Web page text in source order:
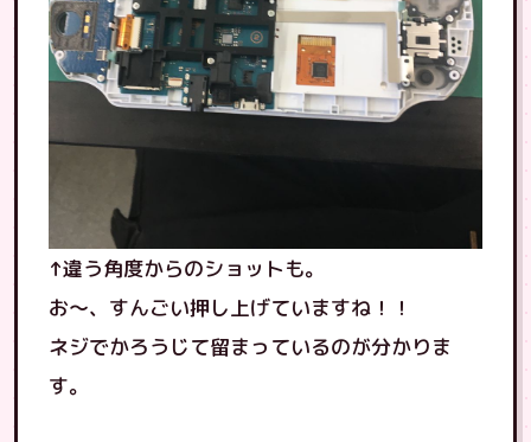
↑違う角度からのショットも。
お〜、すんごい押し上げていますね！！
ネジでかろうじて留まっているのが分かりま
す。